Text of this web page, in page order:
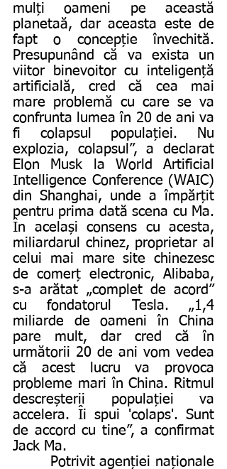
mulți oameni pe această
planetaă, dar aceasta este de
fapt o concepție învechită.
Presupunând că va exista un
viitor binevoitor cu inteligență
artificială, cred că cea mai
mare problemă cu care se va
confrunta lumea în 20 de ani va
fi colapsul populației. Nu
explozia, colapsul”, a declarat
Elon Musk la World Artificial
Intelligence Conference (WAIC)
din Shanghai, unde a împărțit
pentru prima dată scena cu Ma.
În același consens cu acesta,
miliardarul chinez, proprietar al
celui mai mare site chinezesc
de comerț electronic, Alibaba,
s-a arătat „complet de acord”
cu fondatorul Tesla. „1,4
miliarde de oameni în China
pare mult, dar cred că în
următorii 20 de ani vom vedea
că acest lucru va provoca
probleme mari în China. Ritmul
descreșterii populației va
accelera. Îi spui 'colaps'. Sunt
de accord cu tine”, a confirmat
Jack Ma.